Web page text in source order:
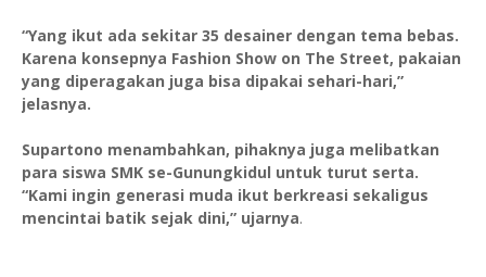
“Yang ikut ada sekitar 35 desainer dengan tema bebas.
Karena konsepnya Fashion Show on The Street, pakaian
yang diperagakan juga bisa dipakai sehari-hari,”
jelasnya.
Supartono menambahkan, pihaknya juga melibatkan
para siswa SMK se-Gunungkidul untuk turut serta.
“Kami ingin generasi muda ikut berkreasi sekaligus
mencintai batik sejak dini,” ujarnya.